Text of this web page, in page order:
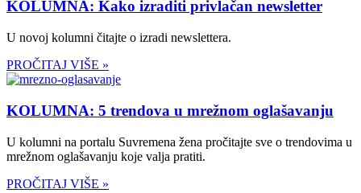
KOLUMNA: Kako izraditi privlačan newsletter
U novoj kolumni čitajte o izradi newslettera.
PROČITAJ VIŠE »
KOLUMNA: 5 trendova u mrežnom oglašavanju
U kolumni na portalu Suvremena žena pročitajte sve o trendovima u
mrežnom oglašavanju koje valja pratiti.
PROČITAJ VIŠE »